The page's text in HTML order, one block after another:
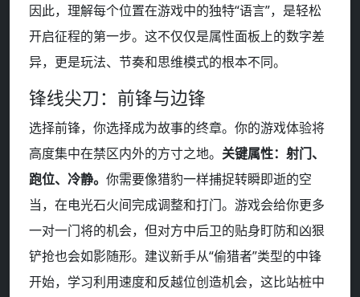
因此，理解每个位置在游戏中的独特“语言”，是轻松
开启征程的第一步。这不仅仅是属性面板上的数字差
异，更是玩法、节奏和思维模式的根本不同。
锋线尖刀：前锋与边锋
选择前锋，你选择成为故事的终章。你的游戏体验将
高度集中在禁区内外的方寸之地。 关键属性：射门、
跑位、冷静。 你需要像猎豹一样捕捉转瞬即逝的空
当，在电光石火间完成调整和打门。游戏会给你更多
一对一门将的机会，但对方中后卫的贴身盯防和凶狠
铲抢也会如影随形。建议新手从“偷猎者”类型的中锋
开始，学习利用速度和反越位创造机会，这比站桩中